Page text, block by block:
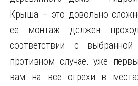
Крыша – это довольно
её монтаж должен
соответствии с
противном случае, уже
вам на все огрехи в